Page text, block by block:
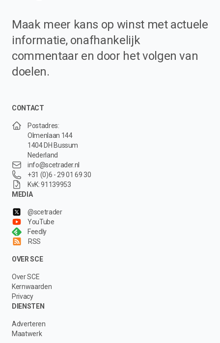
Maak meer kans op winst met actuele
informatie, onafhankelijk
commentaar en door het volgen van
doelen.
CONTACT
Postadres:
Olmenlaan 144
1404 DH Bussum
Nederland
info@scetrader.nl
+31 (0)6 - 29 01 69 30
KvK: 91139953
MEDIA
@scetrader
YouTube
Feedly
RSS
OVER SCE
Over SCE
Kernwaarden
Privacy
DIENSTEN
Adverteren
Maatwerk